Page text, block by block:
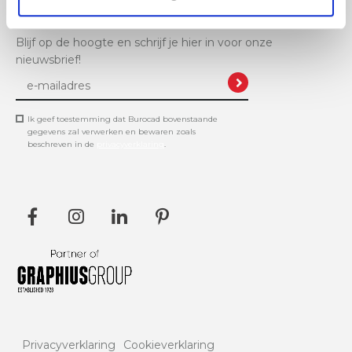
Blijf op de hoogte en schrijf je hier in voor onze
nieuwsbrief!
Ik geef toestemming dat Burocad bovenstaande
gegevens zal verwerken en bewaren zoals
beschreven in de
Privacyverklaring Cookieverklaring